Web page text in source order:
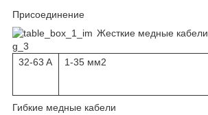
Присоединение
Жесткие медные кабели
32-63 A 1-35 мм2
Гибкие медные кабели